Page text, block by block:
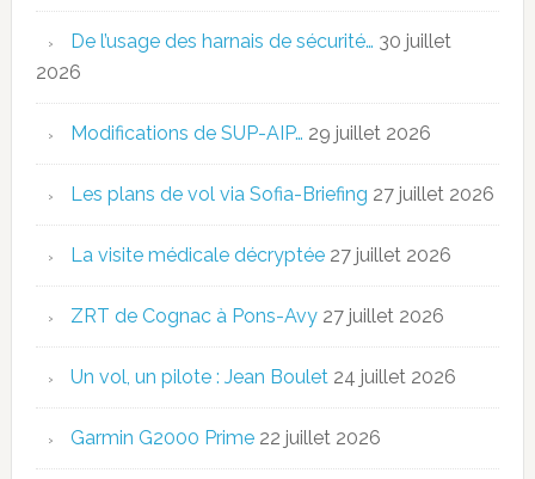
De l’usage des harnais de sécurité… 30 juillet
2026
Modifications de SUP-AIP… 29 juillet 2026
Les plans de vol via Sofia-Briefing 27 juillet 2026
La visite médicale décryptée 27 juillet 2026
ZRT de Cognac à Pons-Avy 27 juillet 2026
Un vol, un pilote : Jean Boulet 24 juillet 2026
Garmin G2000 Prime 22 juillet 2026